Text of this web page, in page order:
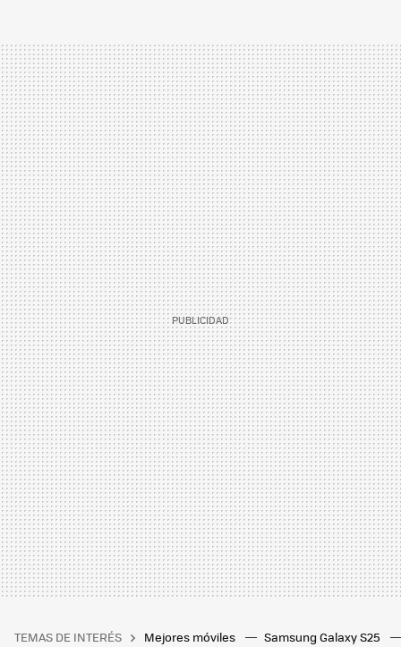
TEMAS DE INTERÉS Mejores móviles Samsung Galaxy S25